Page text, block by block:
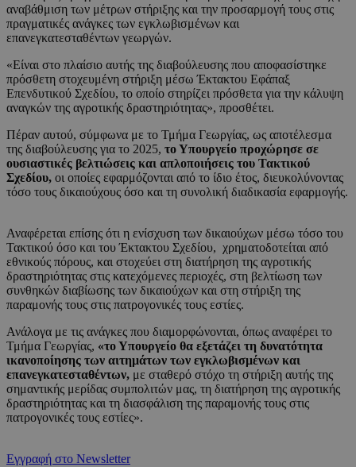
αναβάθμιση των μέτρων στήριξης και την προσαρμογή τους στις
πραγματικές ανάγκες των εγκλωβισμένων και
επανεγκατεσταθέντων γεωργών.
«Είναι στο πλαίσιο αυτής της διαβούλευσης που αποφασίστηκε
πρόσθετη στοχευμένη στήριξη μέσω Έκτακτου Εφάπαξ
Επενδυτικού Σχεδίου, το οποίο στηρίζει πρόσθετα για την κάλυψη
αναγκών της αγροτικής δραστηριότητας», προσθέτει.
Πέραν αυτού, σύμφωνα με το Τμήμα Γεωργίας, ως αποτέλεσμα
της διαβούλευσης για το 2025, το Υπουργείο προχώρησε σε
ουσιαστικές βελτιώσεις και απλοποιήσεις του Τακτικού
Σχεδίου, οι οποίες εφαρμόζονται από το ίδιο έτος, διευκολύνοντας
τόσο τους δικαιούχους όσο και τη συνολική διαδικασία εφαρμογής.
Αναφέρεται επίσης ότι η ενίσχυση των δικαιούχων μέσω τόσο του
Τακτικού όσο και του Έκτακτου Σχεδίου, χρηματοδοτείται από
εθνικούς πόρους, και στοχεύει στη διατήρηση της αγροτικής
δραστηριότητας στις κατεχόμενες περιοχές, στη βελτίωση των
συνθηκών διαβίωσης των δικαιούχων και στη στήριξη της
παραμονής τους στις πατρογονικές τους εστίες.
Ανάλογα με τις ανάγκες που διαμορφώνονται, όπως αναφέρει το
Τμήμα Γεωργίας, «το Υπουργείο θα εξετάζει τη δυνατότητα
ικανοποίησης των αιτημάτων των εγκλωβισμένων και
επανεγκατεσταθέντων, με σταθερό στόχο τη στήριξη αυτής της
σημαντικής μερίδας συμπολιτών μας, τη διατήρηση της αγροτικής
δραστηριότητας και τη διασφάλιση της παραμονής τους στις
πατρογονικές τους εστίες».
Εγγραφή στο Newsletter